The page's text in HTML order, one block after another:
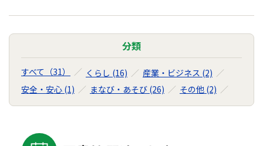
分類
すべて（31） くらし (16)
産業・ビジネス (2)
安全・安心 (1)
まなび・あそび (26) その他 (2)